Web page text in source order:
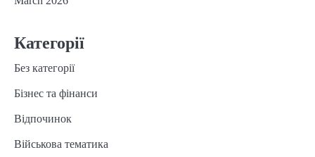
Категорії
Без категорії
Бізнес та фінанси
Відпочинок
Військова тематика